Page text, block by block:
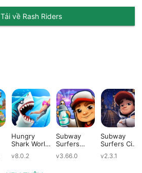
Tải về Rash Riders
Hungry
Shark World
v8.0.2
Subway
Surfers
v3.66.0
Subway
Surfers City
v2.3.1